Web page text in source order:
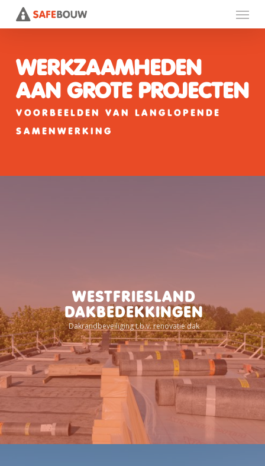
to
content
Menu
WERKZAAMHEDEN
AAN GROTE PROJECTEN
VOORBEELDEN VAN LANGLOPENDE
SAMENWERKING
WESTFRIESLAND
DAKBEDEKKINGEN
Dakrandbeveiliging t.b.v. renovatie dak